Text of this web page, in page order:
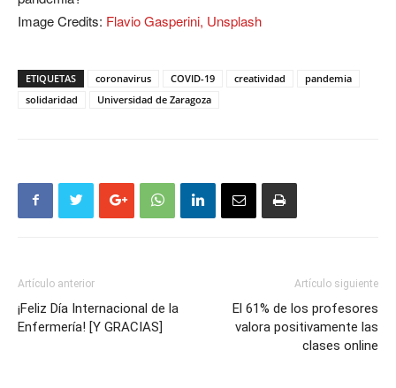
Image Credits: Flavio Gasperini, Unsplash
ETIQUETAS coronavirus COVID-19 creatividad
pandemia
solidaridad
Universidad de Zaragoza
Artículo anterior
¡Feliz Día Internacional de la
Enfermería! [Y GRACIAS]
Artículo siguiente
El 61% de los profesores
valora positivamente las
clases online